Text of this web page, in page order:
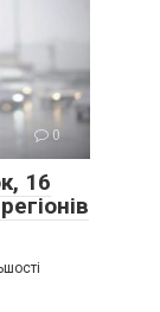
0
16